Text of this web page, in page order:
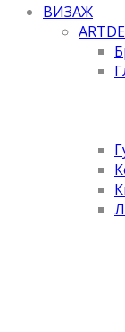
ВИЗАЖ